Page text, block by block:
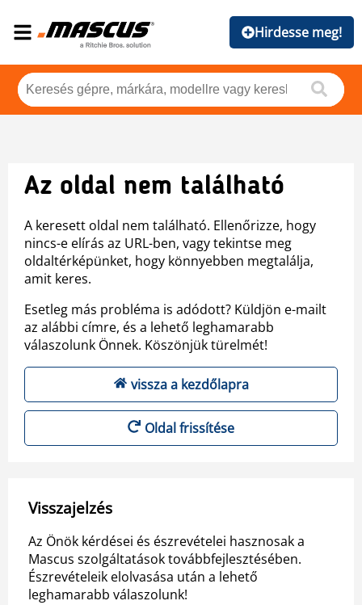
Hirdesse meg!
Az oldal nem található
A keresett oldal nem található. Ellenőrizze, hogy
nincs-e elírás az URL-ben, vagy tekintse meg
oldaltérképünket, hogy könnyebben megtalálja,
amit keres.
Esetleg más probléma is adódott? Küldjön e-mailt
az alábbi címre, és a lehető leghamarabb
válaszolunk Önnek. Köszönjük türelmét!
vissza a kezdőlapra
Oldal frissítése
Visszajelzés
Az Önök kérdései és észrevételei hasznosak a
Mascus szolgáltatások továbbfejlesztésében.
Észrevételeik elolvasása után a lehető
leghamarabb válaszolunk!